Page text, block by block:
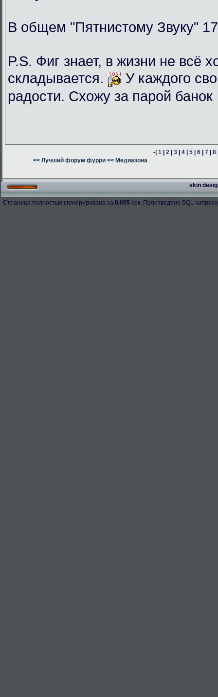
В общем "Пятнистому Звуку"
P.S. Фиг знает, в жизни не всё
складывается.
У каждого
радости. Схожу за парой банок
-|1 |2 |3 |4 |5 |6 |7 |8
<< Лучший форум фурри << Медиазона
skin
Страница полностью сгенерирована за 0.055 сек. Произведено SQL